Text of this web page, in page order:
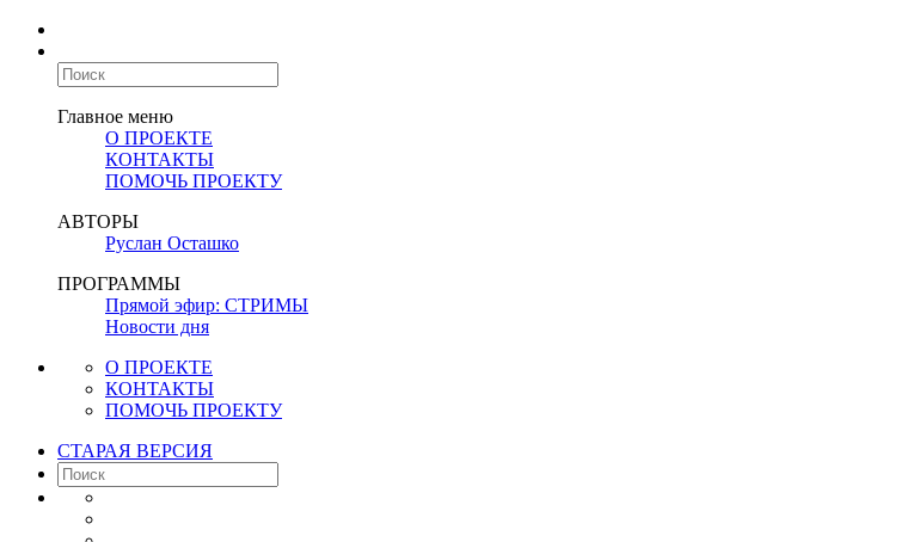
Главное меню
О ПРОЕКТЕ
КОНТАКТЫ
ПОМОЧЬ ПРОЕКТУ
АВТОРЫ
Руслан Осташко
ПРОГРАММЫ
Прямой эфир: СТРИМЫ
Новости дня
О ПРОЕКТЕ
КОНТАКТЫ
ПОМОЧЬ ПРОЕКТУ
СТАРАЯ ВЕРСИЯ